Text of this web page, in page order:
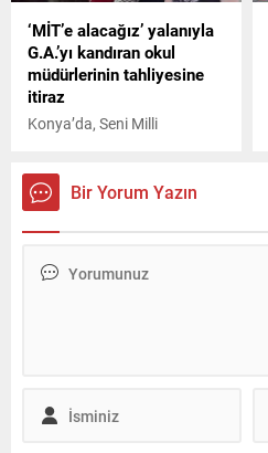
‘MİT’e alacağız’ yalanıyla
G.A.’yı kandıran okul
müdürlerinin tahliyesine
itiraz
Konya’da, Seni Milli
vaadiyle kandırılan lise
öğrencisi G.A.'ya (17) cinsel
istismarda bulunup, 22 yıl
Ahmet Mandal'a (35) yardım
Bir Yorum Yazın